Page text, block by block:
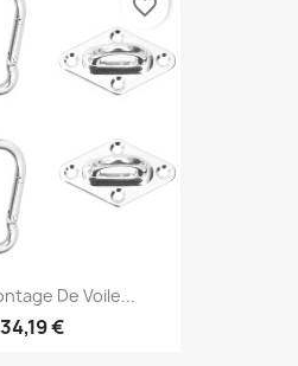
De Voile...
34,19 €
favorite_border